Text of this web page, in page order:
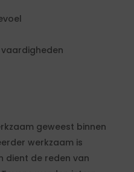
geweest binnen
werkzaam is
dient de reden van